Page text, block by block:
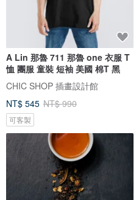
A Lin 那魯 711 那魯 one 衣服 T
恤 團服 童裝 短袖 美國 棉T 黑
CHIC SHOP 插畫設計館
NT$ 545 NT$ 990
可客製